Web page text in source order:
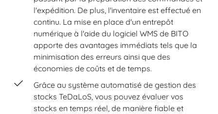
l'expédition. De plus, l'inventaire est effectué en
continu. La mise en place d'un entrepôt
numérique à l'aide du logiciel WMS de BITO
apporte des avantages immédiats tels que la
minimisation des erreurs ainsi que des
économies de coûts et de temps.
Grâce au système automatisé de gestion des
stocks TeDaLoS, vous pouvez évaluer vos
stocks en temps réel, de manière fiable et